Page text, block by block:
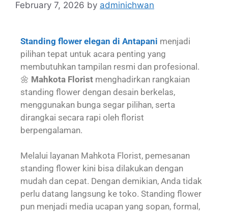
February 7, 2026 by adminichwan
Standing flower elegan di Antapani menjadi
pilihan tepat untuk acara penting yang
membutuhkan tampilan resmi dan profesional.
🌼 Mahkota Florist menghadirkan rangkaian
standing flower dengan desain berkelas,
menggunakan bunga segar pilihan, serta
dirangkai secara rapi oleh florist
berpengalaman.
Melalui layanan Mahkota Florist, pemesanan
standing flower kini bisa dilakukan dengan
mudah dan cepat. Dengan demikian, Anda tidak
perlu datang langsung ke toko. Standing flower
pun menjadi media ucapan yang sopan, formal,